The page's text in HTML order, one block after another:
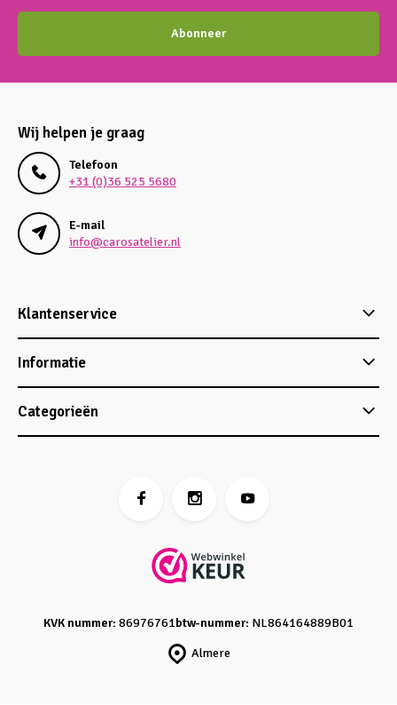
Abonneer
Wij helpen je graag
Telefoon
+31 (0)36 525 5680
E-mail
info@carosatelier.nl
Klantenservice
Informatie
Categorieën
Almere
KVK nummer: 86976761btw-nummer: NL864164889B01